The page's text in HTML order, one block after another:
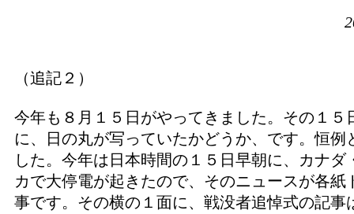
（追記２）
今年も８月１５日がやってきました。その１５
に、日の丸が写っていたかどうか、です。恒例
した。今年は日本時間の１５日早朝に、カナダ
カで大停電が起きたので、そのニュースが各紙
事です。その横の１面に、戦没者追悼式の記事